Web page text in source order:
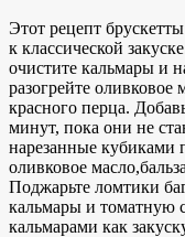
Этот рецепт
к классической
очистите кальмары и
разогрейте оливковое
красного перца.
минут, пока они не
нарезанные кубиками
оливковое масло,
Поджарьте ломтики
кальмары и томатную
кальмарами как